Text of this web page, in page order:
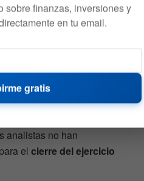
directo en la
a la
en territorio
significativo para el
analistas no han
el cierre del ejercicio
sobre finanzas, inversiones y
en tu email.
gratis